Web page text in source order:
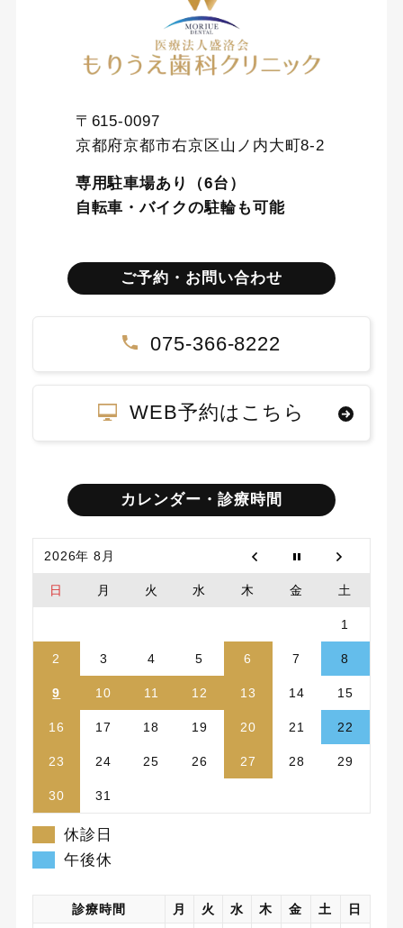
〒615-0097
京都府京都市右京区山ノ内大町8-2
専用駐車場あり（6台）
自転車・バイクの駐輪も可能
ご予約・お問い合わせ
075-366-8222
WEB予約はこちら
カレンダー・診療時間
2026年 8月
日 月 火 水 木 金 土
1
2 3 4 5 6 7 8
9 10 11 12 13 14 15
16 17 18 19 20 21 22
23 24 25 26 27 28 29
30 31
休診日
午後休
診療時間 月 火 水 木 金 土
日